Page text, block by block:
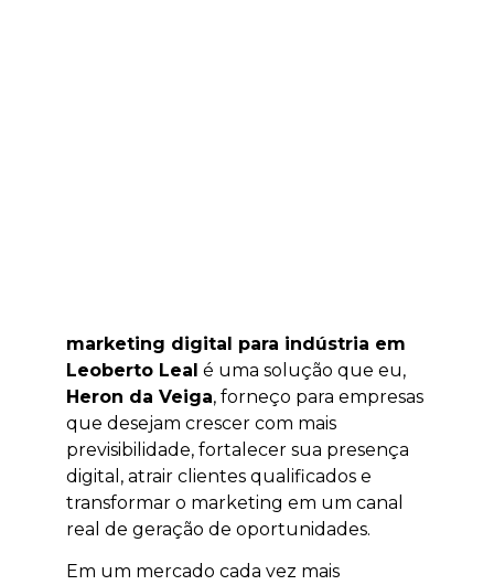
marketing digital para indústria em
Leoberto Leal é uma solução que eu,
Heron da Veiga, forneço para empresas
que desejam crescer com mais
previsibilidade, fortalecer sua presença
digital, atrair clientes qualificados e
transformar o marketing em um canal
real de geração de oportunidades.
Em um mercado cada vez mais